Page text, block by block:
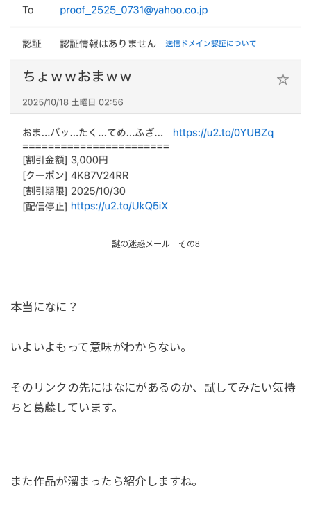
謎の迷惑メール その8
本当になに？
いよいよもって意味がわからない。
そのリンクの先にはなにがあるのか、試してみたい気持
ちと葛藤しています。
また作品が溜まったら紹介しますね。